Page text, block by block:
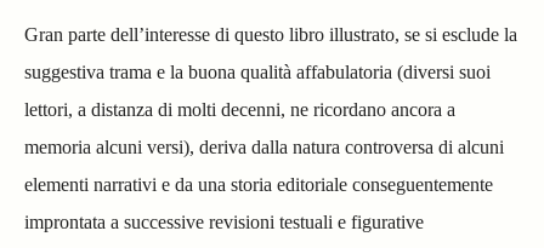
Gran parte dell’interesse di questo libro illustrato, se si esclude la
suggestiva trama e la buona qualità affabulatoria (diversi suoi
lettori, a distanza di molti decenni, ne ricordano ancora a
memoria alcuni versi), deriva dalla natura controversa di alcuni
elementi narrativi e da una storia editoriale conseguentemente
improntata a successive revisioni testuali e figurative